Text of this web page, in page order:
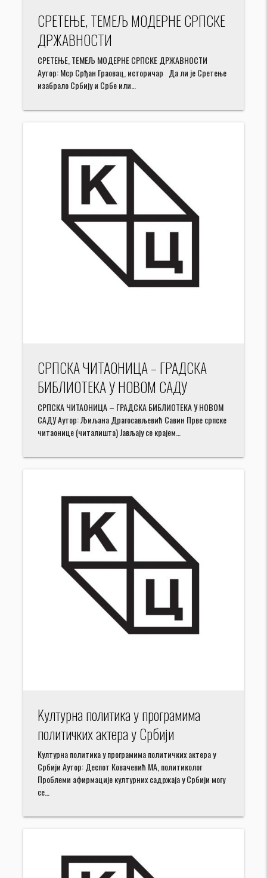
СРЕТЕЊЕ, ТЕМЕЉ МОДЕРНЕ СРПСКЕ
ДРЖАВНОСТИ
СРЕТЕЊЕ, ТЕМЕЉ МОДЕРНЕ СРПСКЕ ДРЖАВНОСТИ
Аутор: Мср Срђан Граовац, историчар Да ли је Сретење
изабрало Србију и Србе или…
СРПСКА ЧИТАОНИЦА – ГРАДСКА
БИБЛИОТЕКА У НОВОМ САДУ
СРПСКА ЧИТАОНИЦА – ГРАДСКА БИБЛИОТЕКА У НОВОМ
САДУ Аутор: Љиљана Драгосављевић Савин Прве српске
читаонице (читалишта) Јављају се крајем…
Kултурна политика у програмима
политичких актера у Србији
Kултурна политика у програмима политичких актера у
Србији Аутор: Деспот Ковачевић МА, политиколог
Проблеми афирмације културних садржаја у Србији могу
се…